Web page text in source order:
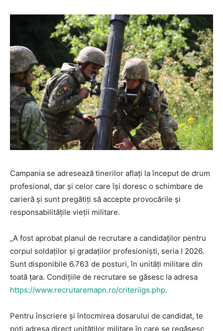
Campania se adresează tinerilor aflați la început de drum
profesional, dar și celor care își doresc o schimbare de
carieră și sunt pregătiți să accepte provocările și
responsabilitățile vieții militare.
„A fost aprobat planul de recrutare a candidaților pentru
corpul soldaților și gradaților profesioniști, seria I 2026.
Sunt disponibile 6.763 de posturi, în unități militare din
toată țara. Condițiile de recrutare se găsesc la adresa
https://www.recrutaremapn.ro/criteriigs.php.
Pentru înscriere și întocmirea dosarului de candidat, te
poți adresa direct unităților militare în care se regăsesc